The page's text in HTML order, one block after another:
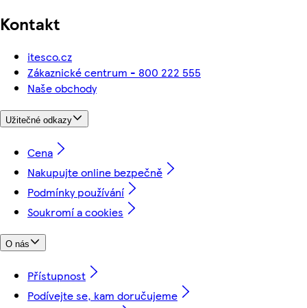
Kontakt
itesco.cz
Zákaznické centrum - 800 222 555
Naše obchody
Užitečné odkazy
Cena
Nakupujte online bezpečně
Podmínky používání
Soukromí a cookies
O nás
Přístupnost
Podívejte se, kam doručujeme